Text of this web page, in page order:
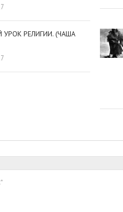
УРОК РЕЛИГИИ. (ЧАША